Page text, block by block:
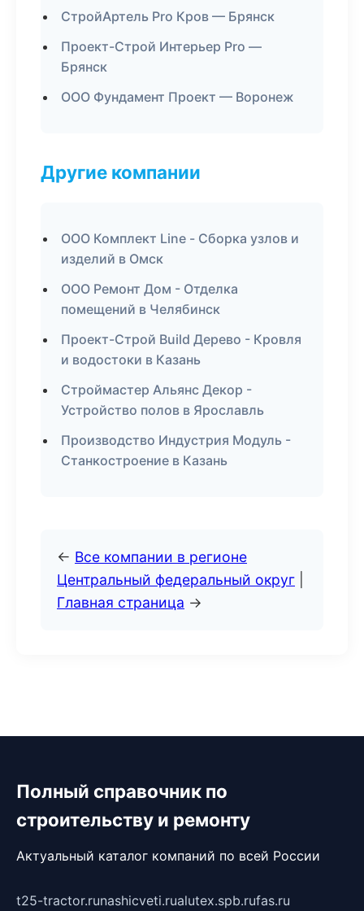
СтройАртель Pro Кров — Брянск
Проект-Строй Интерьер Pro —
Брянск
ООО Фундамент Проект — Воронеж
Другие компании
ООО Комплект Line - Сборка узлов и
изделий в Омск
ООО Ремонт Дом - Отделка
помещений в Челябинск
Проект-Строй Build Дерево - Кровля
и водостоки в Казань
Строймастер Альянс Декор -
Устройство полов в Ярославль
Производство Индустрия Модуль -
Станкостроение в Казань
← Все компании в регионе
Центральный федеральный округ
Главная страница →
Полный справочник по
строительству и ремонту
Актуальный каталог компаний по всей России
t25-tractor.runashicveti.rualutex.spb.rufas.ru